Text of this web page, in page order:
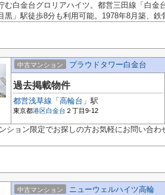
む白金台グロリアハイツ。都営三田線「白金
黒」駅徒歩8分も利用可能。1978年8月築、鉄
中古マンション プラウドタワー白金台
過去掲載物件
都営浅草線 「 高輪台 」駅
東京都港区白金台 ２丁目9-12
ション限定でお探しの方お気軽にお問い合
中古マンション ニューウェルハイツ高輪